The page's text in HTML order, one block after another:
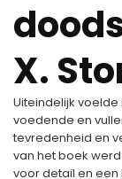
X.
Uiteindelijk
voedende en
tevredenheid en
van het boek
voor detail en